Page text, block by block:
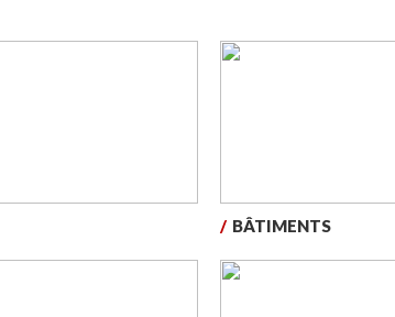
/ BÂTIMENTS